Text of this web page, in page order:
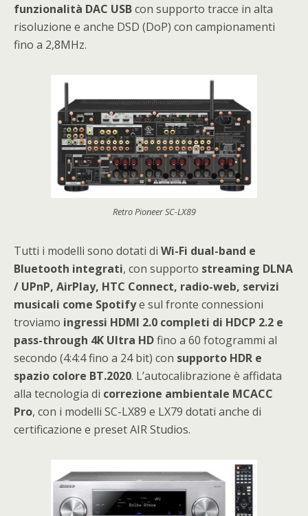
funzionalità DAC USBcon supporto tracce in alta
risoluzione e anche DSD (DoP) con campionamenti
fino a 2,8MHz.
Retro Pioneer SC-LX89
Tutti i modelli sono dotati di Wi-Fi dual-band e
Bluetooth integrati, con supporto streaming DLNA
/ UPnP, AirPlay, HTC Connect, radio-web, servizi
musicali come Spotifye sul fronte connessioni
troviamo ingressi HDMI 2.0 completi di HDCP 2.2 e
pass-through 4K Ultra HDfino a 60 fotogrammi al
secondo (4:4:4 fino a 24 bit) con supporto HDR e
spazio colore BT.2020. L’autocalibrazione è affidata
alla tecnologia di correzione ambientale MCACC
Pro, con i modelli SC-LX89 e LX79 dotati anche di
certificazione e preset AIR Studios.